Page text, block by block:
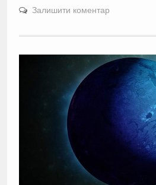
Залишити коментар